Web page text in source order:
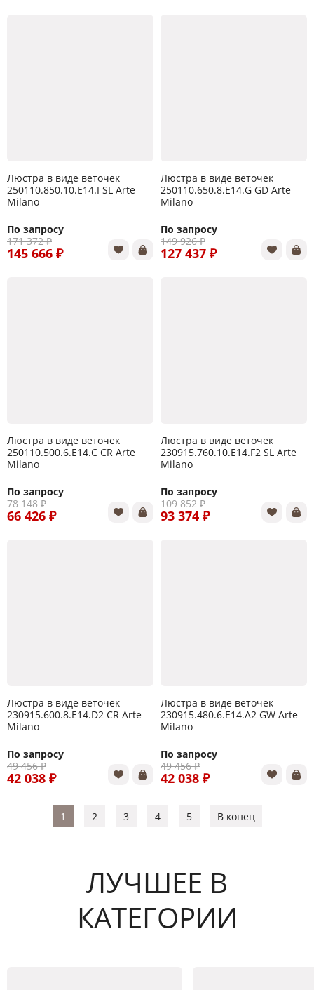
Люстра в виде веточек
250110.850.10.E14.I SL Arte
Milano
По запросу
171 372 ₽
145 666 ₽
Люстра в виде веточек
250110.650.8.E14.G GD Arte
Milano
По запросу
149 926 ₽
127 437 ₽
Люстра в виде веточек
250110.500.6.E14.C CR Arte
Milano
По запросу
78 148 ₽
66 426 ₽
Люстра в виде веточек
230915.760.10.E14.F2 SL Arte
Milano
По запросу
109 852 ₽
93 374 ₽
Люстра в виде веточек
230915.600.8.E14.D2 CR Arte
Milano
По запросу
49 456 ₽
42 038 ₽
Люстра в виде веточек
230915.480.6.E14.A2 GW Arte
Milano
По запросу
49 456 ₽
42 038 ₽
1 2 3 4 5 В конец
ЛУЧШЕЕ В
КАТЕГОРИИ